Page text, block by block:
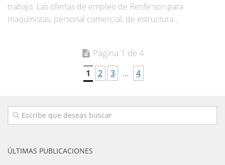
trabajo. Las ofertas de empleo de Renfe son para
maquinistas, personal comercial, de estructura...
Página 1 de 4
1 2 3 ... 4
ÚLTIMAS PUBLICACIONES